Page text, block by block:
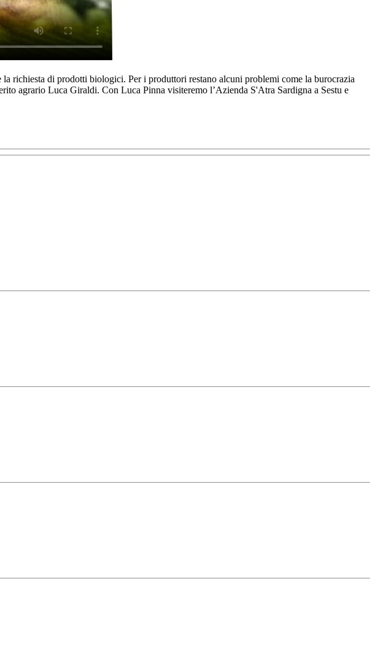
richiesta di prodotti biologici. Per i produttori restano alcuni problemi come la burocrazia
agrario Luca Giraldi. Con Luca Pinna visiteremo l’Azienda S'Atra Sardigna a Sestu e